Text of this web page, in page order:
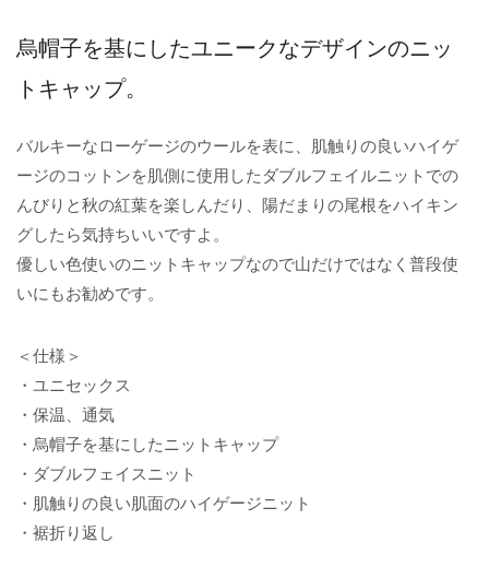
烏帽子を基にしたユニークなデザインのニッ
トキャップ。
バルキーなローゲージのウールを表に、肌触りの良いハイゲ
ージのコットンを肌側に使用したダブルフェイルニットでの
んびりと秋の紅葉を楽しんだり、陽だまりの尾根をハイキン
グしたら気持ちいいですよ。
優しい色使いのニットキャップなので山だけではなく普段使
いにもお勧めです。
＜仕様＞
・ユニセックス
・保温、通気
・烏帽子を基にしたニットキャップ
・ダブルフェイスニット
・肌触りの良い肌面のハイゲージニット
・裾折り返し